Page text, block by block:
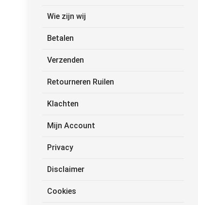
Wie zijn wij
Betalen
Verzenden
Retourneren Ruilen
Klachten
Mijn Account
Privacy
Disclaimer
Cookies